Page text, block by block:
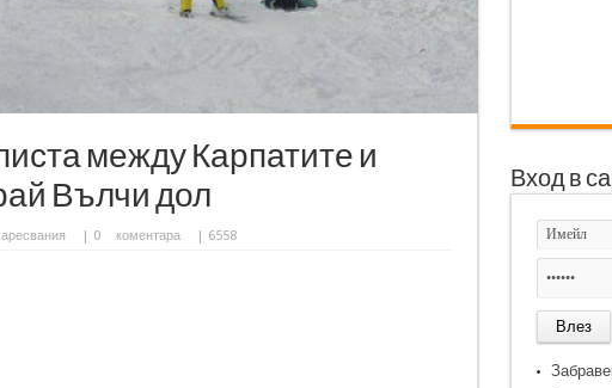
между Карпатите и
Вълчи дол
0 коментара | 6558
Вход в